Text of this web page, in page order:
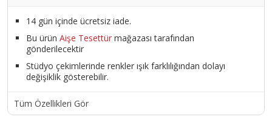
14 gün içinde ücretsiz iade.
Bu ürün Aişe Tesettür mağazası tarafından
gönderilecektir
Stüdyo çekimlerinde renkler ışık farklılığından dolayı
değişiklik gösterebilir.
Tüm Özellikleri Gör